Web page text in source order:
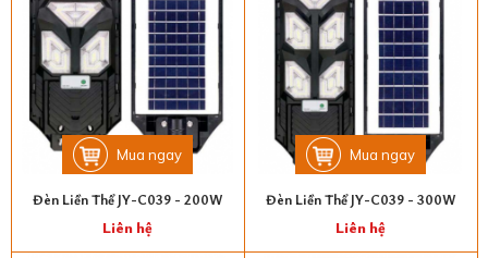
Mua ngay
Đèn Liền Thể JY-C039 - 200W
Liên hệ
Mua ngay
Đèn Liền Thể JY-C039 - 300W
Liên hệ